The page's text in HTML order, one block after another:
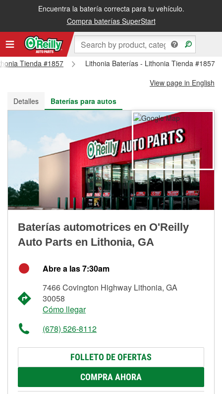
Encuentra la batería correcta para tu vehículo.
Compra baterías SuperStart
Recibe tu orden gratis al día siguiente o recógela en la tienda
Tienda #1857
Lithonia Baterías - Lithonia Tienda #1857
View page in English
Detalles
Baterías para autos
Baterías automotrices en O'Reilly
Auto Parts en Lithonia, GA
Abre a las 7:30am
7466 Covington Highway Lithonia, GA
30058
Cómo llegar
(678) 526-8112
FOLLETO DE OFERTAS
COMPRA AHORA